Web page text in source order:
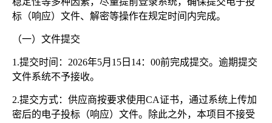
标（响应）文件、解密等操作在规定时间内完成。
（一）文件提交
1.提交时间：2026年5月15日14：00前完成提交。逾期提交
文件系统不予接收。
2.提交方式：供应商按要求使用CA证书，通过系统上传加
密后的电子投标（响应）文件。除此之外，本项目不接受